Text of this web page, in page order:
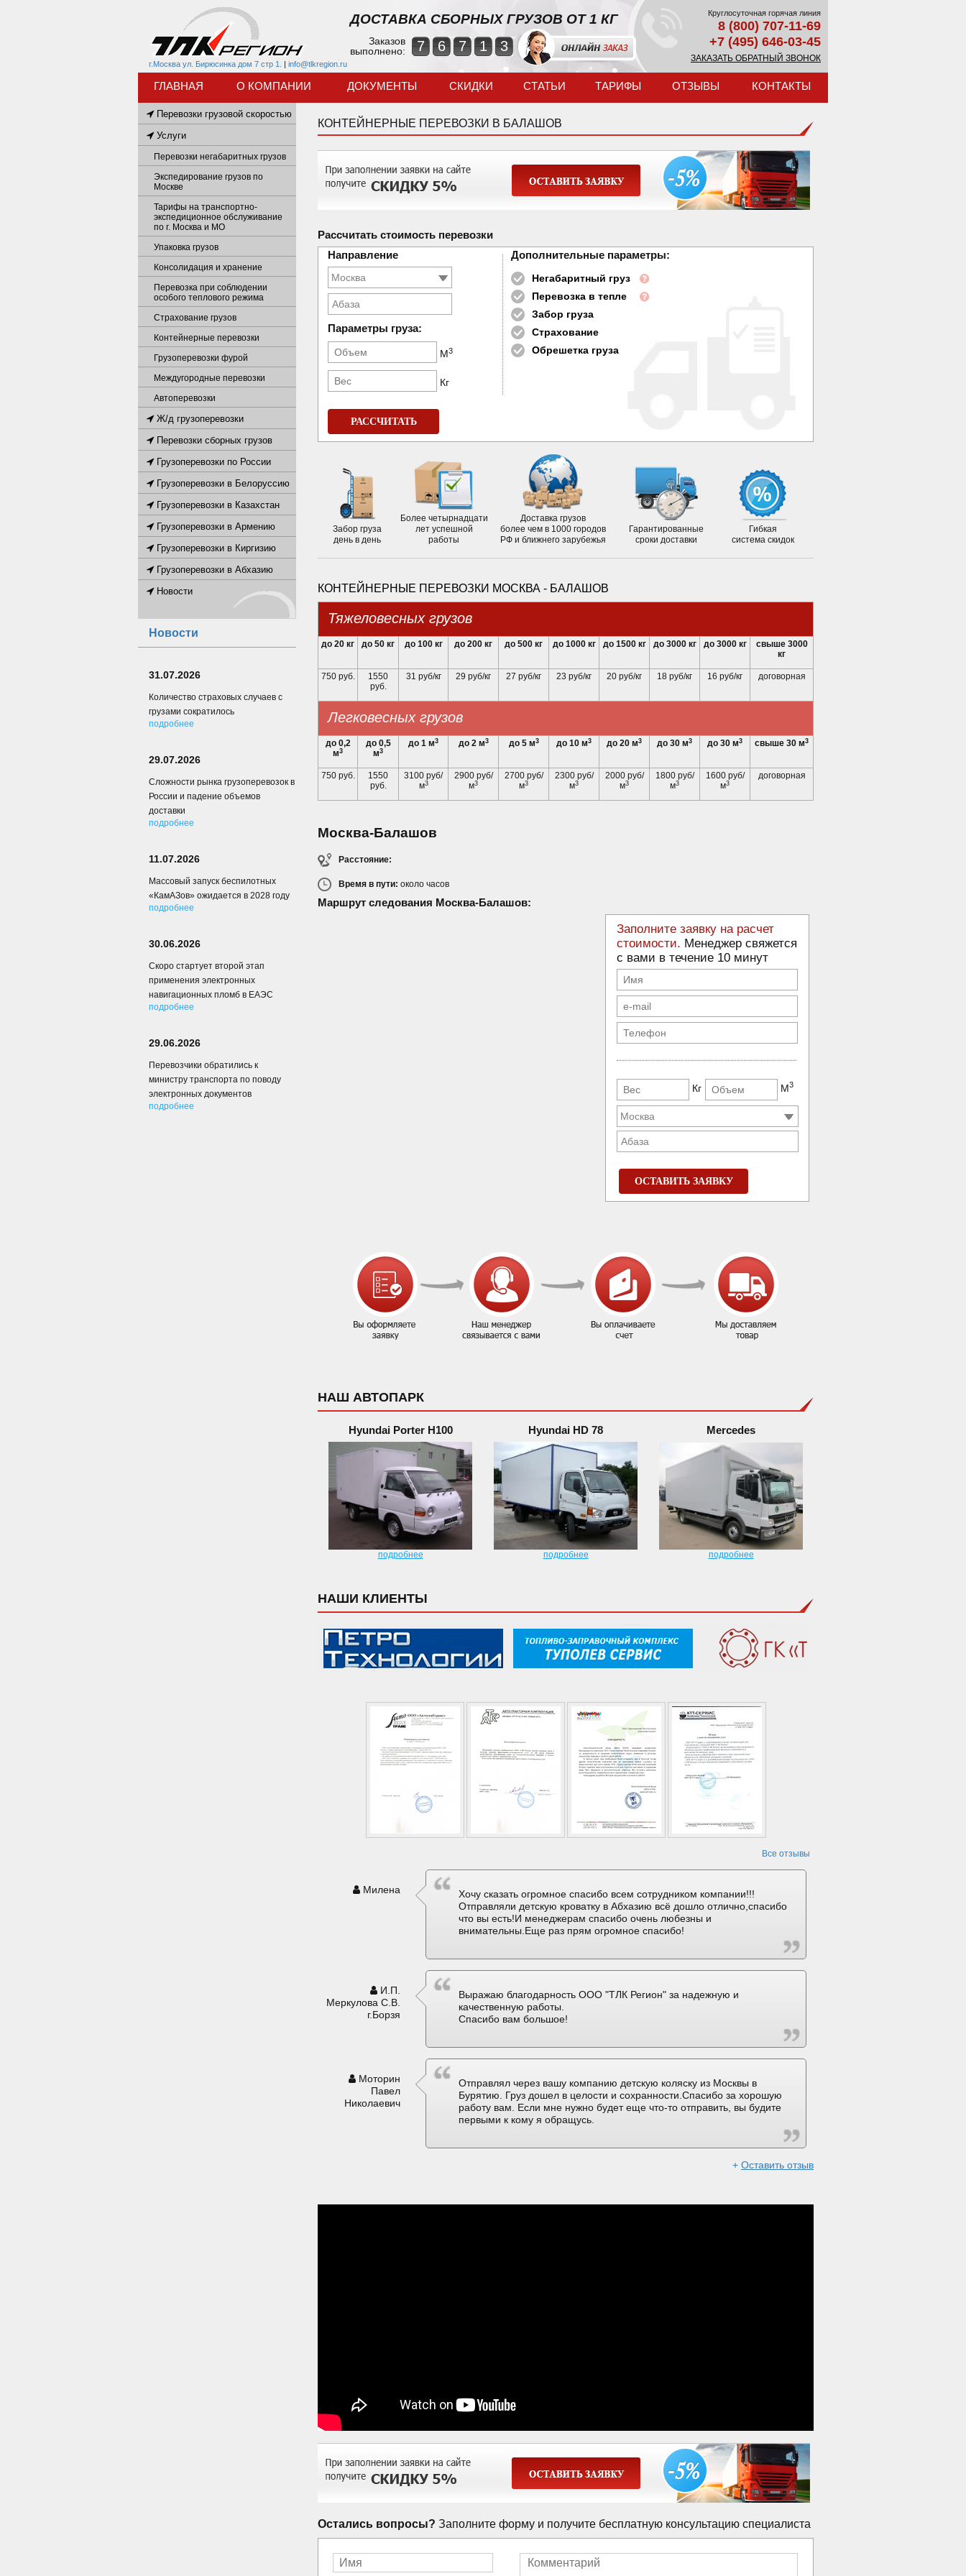
г.Москва ул. Бирюсинка дом 7 стр 1. | info@tlkregion.ru
ДОСТАВКА СБОРНЫХ ГРУЗОВ ОТ 1 КГ
Заказов
выполнено:
7 6 7 1 3
Круглосуточная горячая линия
8 (800) 707-11-69
+7 (495) 646-03-45
ЗАКАЗАТЬ ОБРАТНЫЙ ЗВОНОК
ГЛАВНАЯ О КОМПАНИИ ДОКУМЕНТЫ СКИДКИ СТАТЬИ ТАРИФЫ ОТЗЫВЫ КОНТАКТЫ
КОНТЕЙНЕРНЫЕ ПЕРЕВОЗКИ В БАЛАШОВ
Рассчитать стоимость перевозки
Направление
Абаза
Параметры груза:
М3
Кг
Дополнительные параметры:
Негабаритный груз
Перевозка в тепле
Забор груза
Страхование
Обрешетка груза
РАССЧИТАТЬ
Забор груза
день в день
Более четырнадцати
лет успешной
работы
Доставка грузов
более чем в 1000 городов
РФ и ближнего зарубежья
Гарантированные
сроки доставки
Гибкая
система скидок
КОНТЕЙНЕРНЫЕ ПЕРЕВОЗКИ МОСКВА - БАЛАШОВ
Тяжеловесных грузов
до 20 кг до 50 кг до 100 кг до 200 кг до 500 кг до 1000 кг до 1500 кг до 3000 кг до 3000 кг
свыше 3000
кг
750 руб.
1550
руб.
31 руб/кг 29 руб/кг 27 руб/кг 23 руб/кг 20 руб/кг 18 руб/кг 16 руб/кг договорная
Легковесных грузов
до 0,2
м3
до 0,5
м3
до 1 м3 до 2 м3 до 5 м3 до 10 м3 до 20 м3 до 30 м3 до 30 м3 свыше 30 м3
750 руб.
1550
руб.
3100 руб/
м3
2900 руб/
м3
2700 руб/
м3
2300 руб/
м3
2000 руб/
м3
1800 руб/
м3
1600 руб/
м3
договорная
Москва-Балашов
Расстояние:
Время в пути: около часов
Маршрут следования Москва-Балашов:
Заполните заявку на расчет
стоимости. Менеджер свяжется
с вами в течение 10 минут
Кг М3
Абаза
ОСТАВИТЬ ЗАЯВКУ
НАШ АВТОПАРК
Hyundai Porter H100
подробнее
Hyundai HD 78
подробнее
Mercedes
подробнее
НАШИ КЛИЕНТЫ
Все отзывы
Милена
Хочу сказать огромное спасибо всем сотрудником компании!!!
Отправляли детскую кроватку в Абхазию всё дошло отлично,спасибо
что вы есть!И менеджерам спасибо очень любезны и
внимательны.Еще раз прям огромное спасибо!
И.П.
Меркулова С.В.
г.Борзя
Выражаю благодарность ООО "ТЛК Регион" за надежную и
качественную работы.
Спасибо вам большое!
Моторин
Павел
Николаевич
Отправлял через вашу компанию детскую коляску из Москвы в
Бурятию. Груз дошел в целости и сохранности.Спасибо за хорошую
работу вам. Если мне нужно будет еще что-то отправить, вы будите
первыми к кому я обращусь.
+ Оставить отзыв
Остались вопросы? Заполните форму и получите бесплатную консультацию специалиста
Перевозки грузовой скоростью
Услуги
Перевозки негабаритных грузов
Экспедирование грузов по
Москве
Тарифы на транспортно-
экспедиционное обслуживание
по г. Москва и МО
Упаковка грузов
Консолидация и хранение
Перевозка при соблюдении
особого теплового режима
Страхование грузов
Контейнерные перевозки
Грузоперевозки фурой
Междугородные перевозки
Автоперевозки
Ж/д грузоперевозки
Перевозки сборных грузов
Грузоперевозки по России
Грузоперевозки в Белоруссию
Грузоперевозки в Казахстан
Грузоперевозки в Армению
Грузоперевозки в Киргизию
Грузоперевозки в Абхазию
Новости
Новости
31.07.2026
Количество страховых случаев с
грузами сократилось
подробнее
29.07.2026
Сложности рынка грузоперевозок в
России и падение объемов
доставки
подробнее
11.07.2026
Массовый запуск беспилотных
«КамАЗов» ожидается в 2028 году
подробнее
30.06.2026
Скоро стартует второй этап
применения электронных
навигационных пломб в ЕАЭС
подробнее
29.06.2026
Перевозчики обратились к
министру транспорта по поводу
электронных документов
подробнее